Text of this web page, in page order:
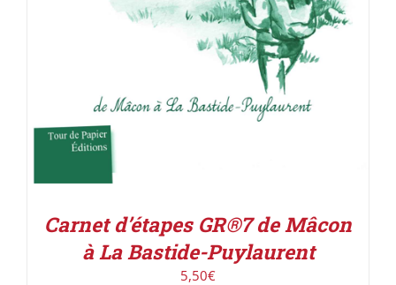
Carnet d’étapes GR®7 de Mâcon
à La Bastide-Puylaurent
5,50€